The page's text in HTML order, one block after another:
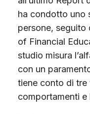
ha condotto uno
persone, seguito
of Financial
studio misura
con un
tiene conto di tre
comportamenti e